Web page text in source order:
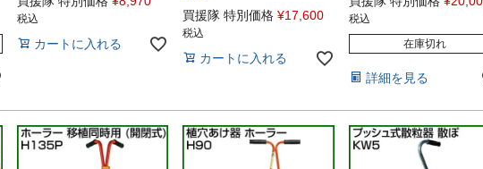
税込
カートに入れる
買援隊 特別価格 ¥17,600
税込
カートに入れる
税込
在庫切れ
詳細を見る